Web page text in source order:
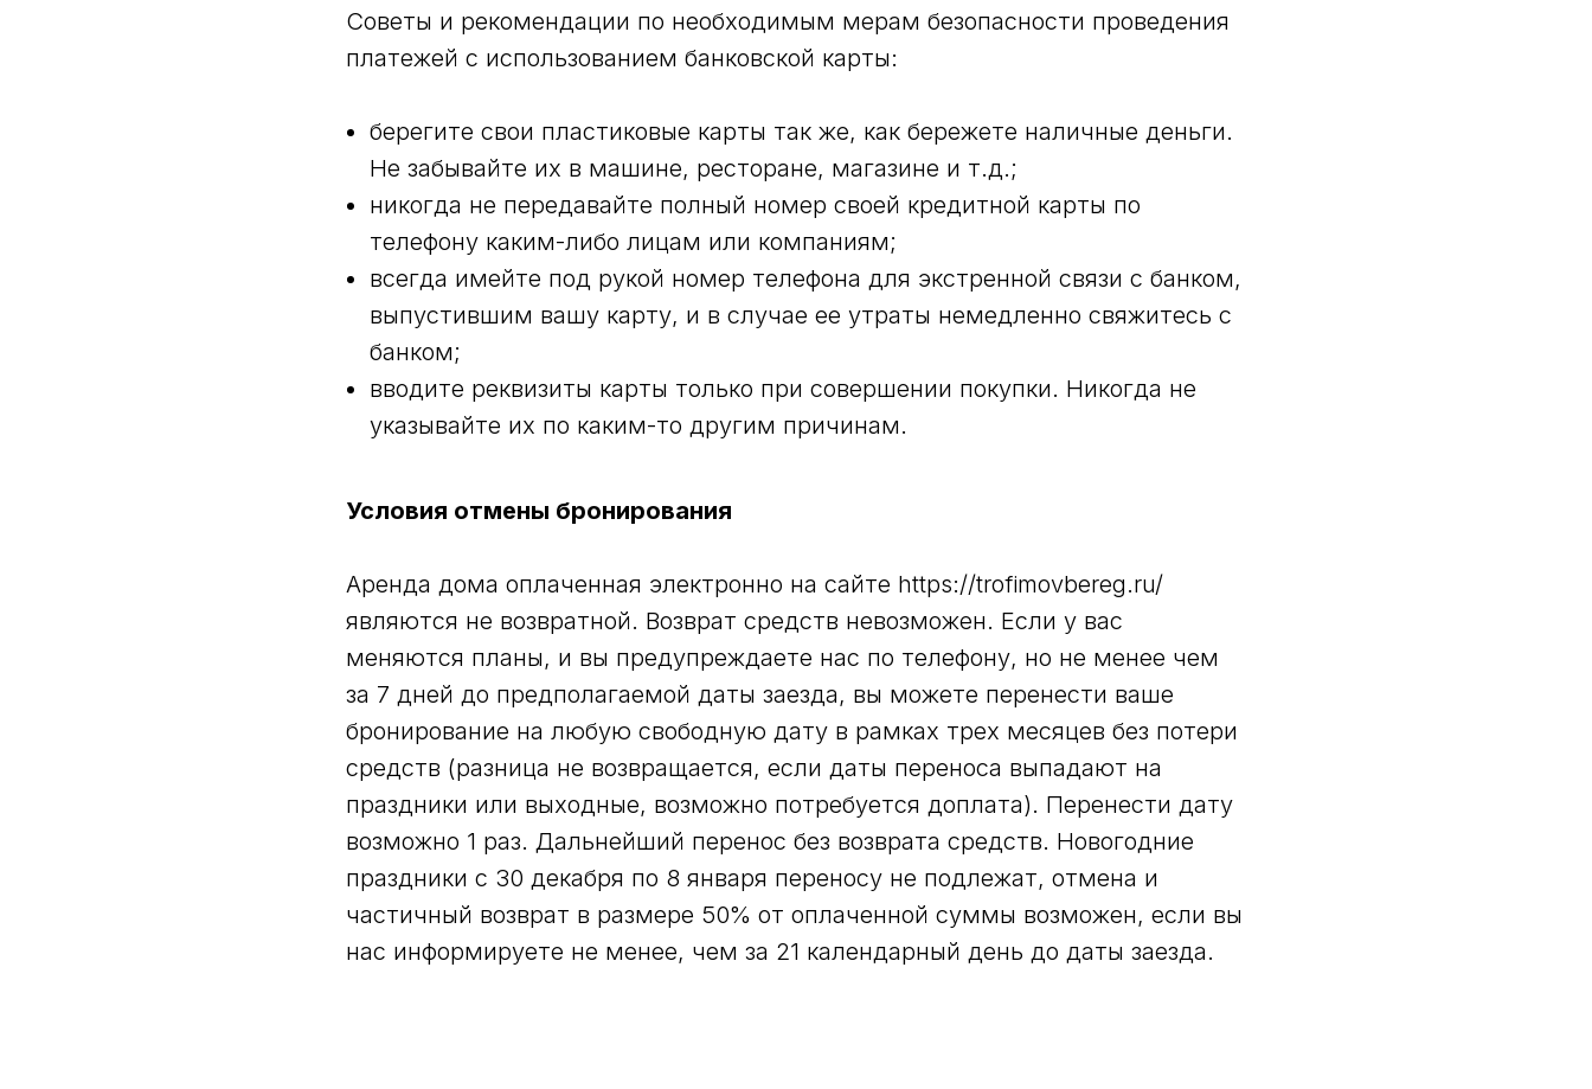
Советы и рекомендации по необходимым мерам безопасности проведения
платежей с использованием банковской карты:
берегите свои пластиковые карты так же, как бережете наличные деньги.
Не забывайте их в машине, ресторане, магазине и т.д.;
никогда не передавайте полный номер своей кредитной карты по
телефону каким-либо лицам или компаниям;
всегда имейте под рукой номер телефона для экстренной связи с банком,
выпустившим вашу карту, и в случае ее утраты немедленно свяжитесь с
банком;
вводите реквизиты карты только при совершении покупки. Никогда не
указывайте их по каким-то другим причинам.
Условия отмены бронирования
Аренда дома оплаченная электронно на сайте https://trofimovbereg.ru/
являются не возвратной. Возврат средств невозможен. Если у вас
меняются планы, и вы предупреждаете нас по телефону, но не менее чем
за 7 дней до предполагаемой даты заезда, вы можете перенести ваше
бронирование на любую свободную дату в рамках трех месяцев без потери
средств (разница не возвращается, если даты переноса выпадают на
праздники или выходные, возможно потребуется доплата). Перенести дату
возможно 1 раз. Дальнейший перенос без возврата средств. Новогодние
праздники с 30 декабря по 8 января переносу не подлежат, отмена и
частичный возврат в размере 50% от оплаченной суммы возможен, если вы
нас информируете не менее, чем за 21 календарный день до даты заезда.